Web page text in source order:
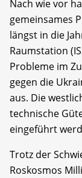
Nach wie vor
gemeinsames
längst in die
Raumstation
Probleme im
gegen die
aus. Die
technische
eingeführt
Trotz der
Roskosmos